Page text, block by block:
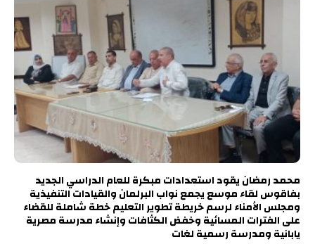
محمد رمضان يقود استعدادات مبكرة للعام الدراسي الجديد
بفاقوس لقاء موسع يجمع نواب البرلمان والقيادات التنفيذية
ومجلس الأمناء لرسم خريطة تطوير التعليم خطة شاملة للقضاء
على الفترات المسائية وخفض الكثافات وإنشاء مدرسة مصرية
يابانية ومدرسة رسمية لغات